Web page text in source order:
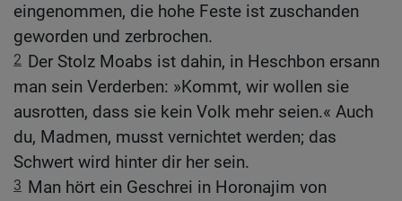
eingenommen, die hohe Feste ist zuschanden
geworden und zerbrochen.
2 Der Stolz Moabs ist dahin, in Heschbon ersann
man sein Verderben: »Kommt, wir wollen sie
ausrotten, dass sie kein Volk mehr seien.« Auch
du, Madmen, musst vernichtet werden; das
Schwert wird hinter dir her sein.
3 Man hört ein Geschrei in Horonajim von